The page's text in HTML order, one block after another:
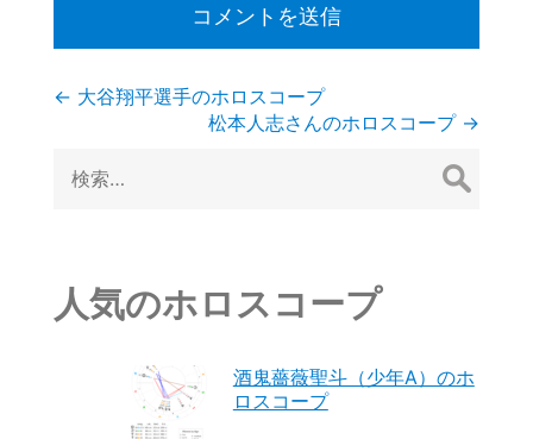
投
ゲ
← 大谷翔平選手のホロスコープ
松本人志さんのホロスコープ →
索:
人気のホロスコープ
酒鬼薔薇聖斗（少年A）のホ
ロスコープ